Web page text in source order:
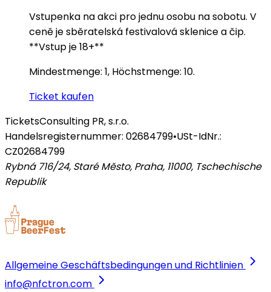
Vstupenka na akci pro jednu osobu na sobotu. V
ceně je sběratelská festivalová sklenice a čip.
**Vstup je 18+**
Mindestmenge: 1, Höchstmenge: 10.
Ticket kaufen
TicketsConsulting PR, s.r.o.
Handelsregisternummer: 02684799•USt-IdNr.:
CZ02684799
Rybná 716/24, Staré Město, Praha, 11000, Tschechische
Republik
Allgemeine Geschäftsbedingungen und Richtlinien
info@nfctron.com